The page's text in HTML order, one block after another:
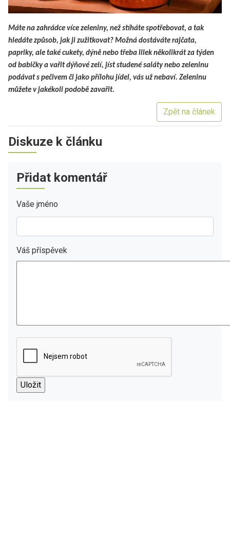
Máte na zahrádce více zeleniny, než stíháte spotřebovat, a tak
hledáte způsob, jak ji zužitkovat? Možná dostáváte rajčata,
papriky, ale také cukety, dýně nebo třeba lilek několikrát za týden
od babičky a vařit dýňové zelí, jíst studené saláty nebo zeleninu
podávat s pečivem či jako přílohu jídel, vás už nebaví. Zeleninu
můžete v jakékoli podobě zavařit.
Zpět na článek
Diskuze k článku
Přidat komentář
Vaše jméno
Váš příspěvek